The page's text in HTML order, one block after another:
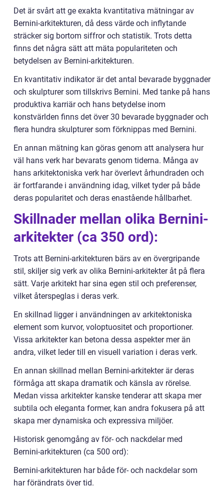
Det är svårt att ge exakta kvantitativa mätningar av
Bernini-arkitekturen, då dess värde och inflytande
sträcker sig bortom siffror och statistik. Trots detta
finns det några sätt att mäta populariteten och
betydelsen av Bernini-arkitekturen.
En kvantitativ indikator är det antal bevarade byggnader
och skulpturer som tillskrivs Bernini. Med tanke på hans
produktiva karriär och hans betydelse inom
konstvärlden finns det över 30 bevarade byggnader och
flera hundra skulpturer som förknippas med Bernini.
En annan mätning kan göras genom att analysera hur
väl hans verk har bevarats genom tiderna. Många av
hans arkitektoniska verk har överlevt århundraden och
är fortfarande i användning idag, vilket tyder på både
deras popularitet och deras enastående hållbarhet.
Skillnader mellan olika Bernini-
arkitekter (ca 350 ord):
Trots att Bernini-arkitekturen bärs av en övergripande
stil, skiljer sig verk av olika Bernini-arkitekter åt på flera
sätt. Varje arkitekt har sina egen stil och preferenser,
vilket återspeglas i deras verk.
En skillnad ligger i användningen av arkitektoniska
element som kurvor, voloptuositet och proportioner.
Vissa arkitekter kan betona dessa aspekter mer än
andra, vilket leder till en visuell variation i deras verk.
En annan skillnad mellan Bernini-arkitekter är deras
förmåga att skapa dramatik och känsla av rörelse.
Medan vissa arkitekter kanske tenderar att skapa mer
subtila och eleganta former, kan andra fokusera på att
skapa mer dynamiska och expressiva miljöer.
Historisk genomgång av för- och nackdelar med
Bernini-arkitekturen (ca 500 ord):
Bernini-arkitekturen har både för- och nackdelar som
har förändrats över tid.